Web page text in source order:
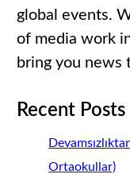
global events.
of media work
bring you news
Recent Posts
Ortaokullar)